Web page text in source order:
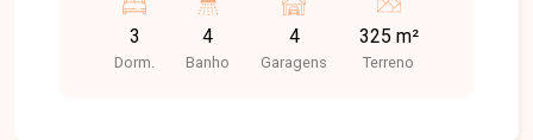
principais vias e proximidade com
supermercados, farmácias, escolas, hospitais,
bancos e um amplo comércio. Sua localização
3
Dorm.
4
Banho
4
Garagens
325 m²
Terreno